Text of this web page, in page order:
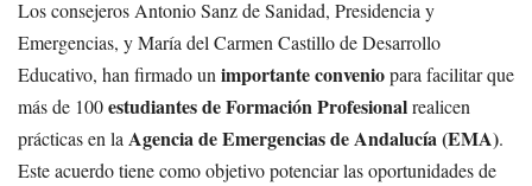
Los consejeros Antonio Sanz de Sanidad, Presidencia y
Emergencias, y María del Carmen Castillo de Desarrollo
Educativo, han firmado un importante conveniopara facilitar que
más de 100estudiantes de Formación Profesionalrealicen
prácticas en la Agencia de Emergencias de Andalucía (EMA).
Este acuerdo tiene como objetivo potenciar las oportunidades de